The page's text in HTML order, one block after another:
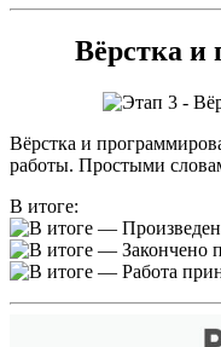
Вёрстка и
Вёрстка и
работы. Простыми
В итоге:
—
— Закончено
— Работа